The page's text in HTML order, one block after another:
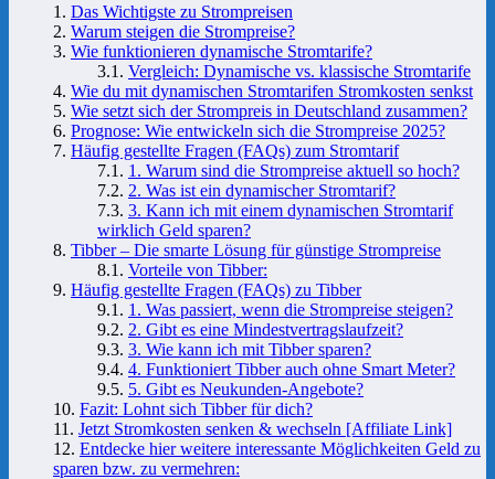
Das Wichtigste zu Strompreisen
Warum steigen die Strompreise?
Wie funktionieren dynamische Stromtarife?
Vergleich: Dynamische vs. klassische Stromtarife
Wie du mit dynamischen Stromtarifen Stromkosten senkst
Wie setzt sich der Strompreis in Deutschland zusammen?
Prognose: Wie entwickeln sich die Strompreise 2025?
Häufig gestellte Fragen (FAQs) zum Stromtarif
1. Warum sind die Strompreise aktuell so hoch?
2. Was ist ein dynamischer Stromtarif?
3. Kann ich mit einem dynamischen Stromtarif
wirklich Geld sparen?
Tibber – Die smarte Lösung für günstige Strompreise
Vorteile von Tibber:
Häufig gestellte Fragen (FAQs) zu Tibber
1. Was passiert, wenn die Strompreise steigen?
2. Gibt es eine Mindestvertragslaufzeit?
3. Wie kann ich mit Tibber sparen?
4. Funktioniert Tibber auch ohne Smart Meter?
5. Gibt es Neukunden-Angebote?
Fazit: Lohnt sich Tibber für dich?
Jetzt Stromkosten senken & wechseln [Affiliate Link]
Entdecke hier weitere interessante Möglichkeiten Geld zu
sparen bzw. zu vermehren: